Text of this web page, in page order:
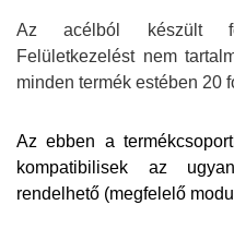
Az acélból készült
Felületkezelést nem
minden termék estében 20
Az ebben a
kompatibilisek az
rendelhető (megfelelő